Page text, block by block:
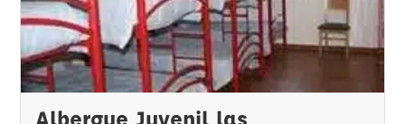
Albergue Juvenil las